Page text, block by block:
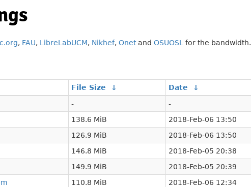
, FAU, LibreLabUCM, Nikhef, Onetand OSUOSL for the bandwidth.
File Size ↓ Date
↓
-
-
138.6 MiB
2018-Feb-06 13:50
126.9 MiB
2018-Feb-06 13:50
146.8 MiB
2018-Feb-05 20:38
149.9 MiB
2018-Feb-05 20:39
110.8 MiB
2018-Feb-06 12:34